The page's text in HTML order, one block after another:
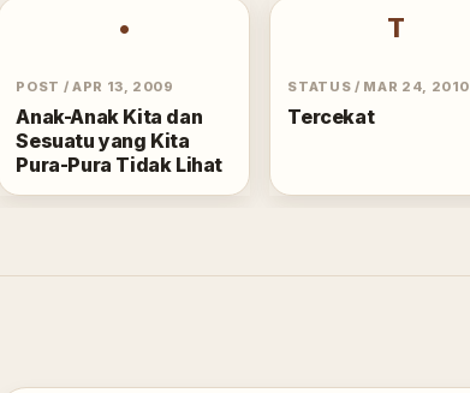
•
POST / APR 13, 2009
Anak-Anak Kita dan
Sesuatu yang Kita
Pura-Pura Tidak Lihat
T
STATUS / MAR 24, 2010
Tercekat